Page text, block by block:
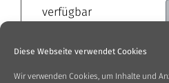
Diese Webseite verwendet Cookies
Wir verwenden Cookies, um Inhalte und
verfügbar